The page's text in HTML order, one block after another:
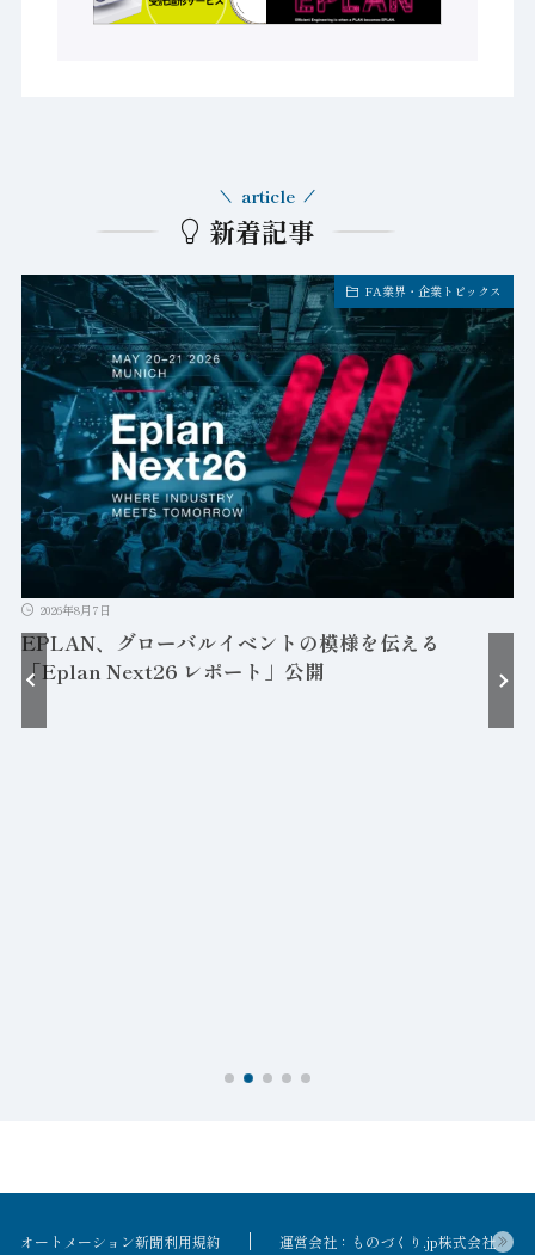
新着記事
article
FA業界・企業トピックス
2026年8月7日
EPLAN、グローバルイベントの模様を伝える
「Eplan Next26 レポート」公開
オートメーション新聞利用規約 運営会社：ものづくり.jp株式会社